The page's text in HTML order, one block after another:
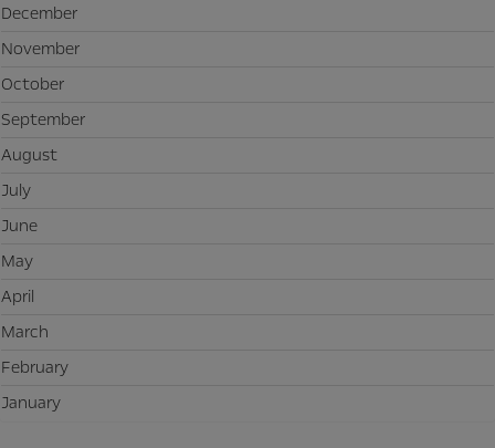
December
November
October
September
August
July
June
May
April
March
February
January